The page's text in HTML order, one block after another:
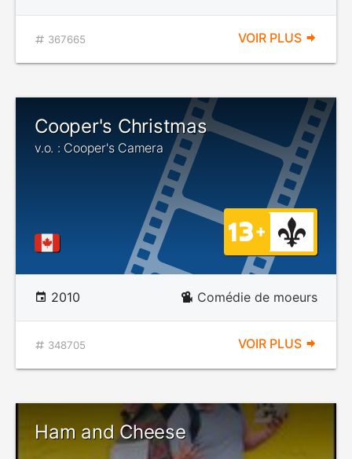
367665 VOIR PLUS
Cooper's Christmas
v.o. : Cooper's Camera
2010 Comédie de moeurs
348705 VOIR PLUS
Ham and Cheese